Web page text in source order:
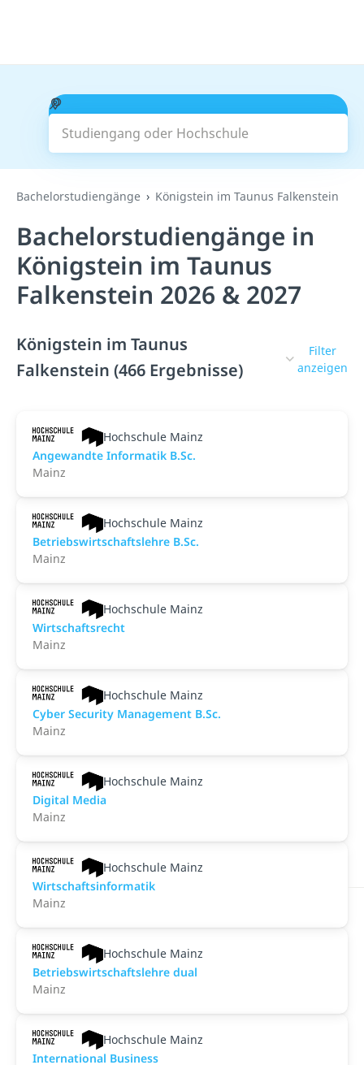
Studiengang oder Hochschule
Suchen
Bachelorstudiengänge Königstein im Taunus Falkenstein
Bachelorstudiengänge in
Königstein im Taunus
Falkenstein 2026 & 2027
Königstein im Taunus
Falkenstein (466 Ergebnisse)
Filter
anzeigen
Hochschule Mainz
An­ge­wand­te Informatik B.Sc.
Mainz
Hochschule Mainz
Betriebswirtschaftslehre B.Sc.
Mainz
Hochschule Mainz
Wirtschaftsrecht
Mainz
Hochschule Mainz
Cyber Security Management B.Sc.
Mainz
Hochschule Mainz
Digital Media
Mainz
Hochschule Mainz
Wirtschaftsinformatik
Mainz
Hochschule Mainz
Betriebswirtschaftslehre dual
Mainz
Hochschule Mainz
International Business